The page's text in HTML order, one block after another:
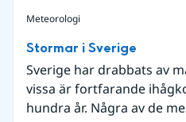
Meteorologi
Stormar i Sverige
Sverige har drabbats av
vissa är fortfarande
hundra år. Några av de